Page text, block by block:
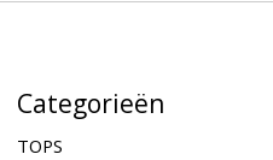
Categorieën
TOPS